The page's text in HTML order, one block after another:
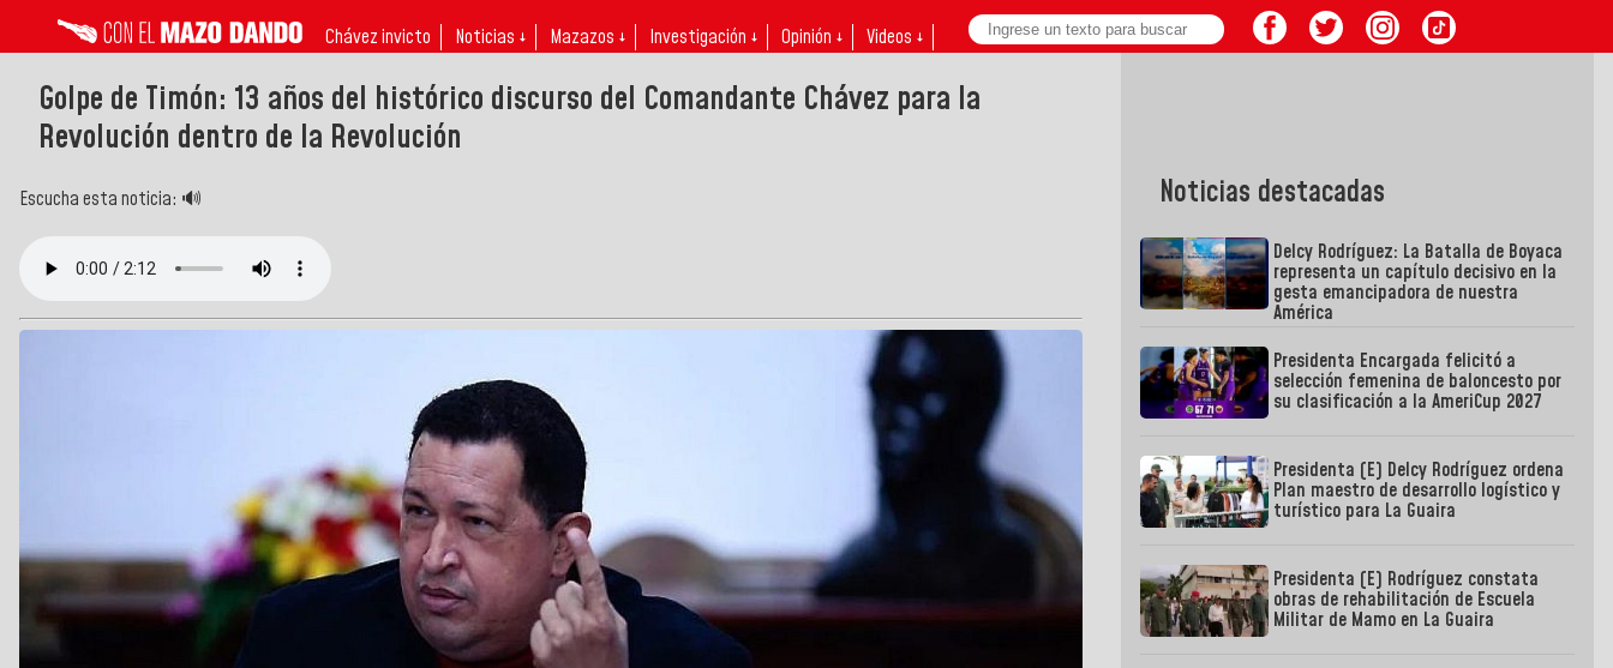
Chávez invicto Noticias ↓ Mazazos ↓ Investigación ↓ Opinión ↓ Videos ↓
Golpe de Timón: 13 años del histórico discurso del Comandante Chávez para la
Revolución dentro de la Revolución
Escucha esta noticia: 🔊 Noticias destacadas
Delcy Rodríguez: La Batalla de Boyaca
representa un capítulo decisivo en la
gesta emancipadora de nuestra
América
Presidenta Encargada felicitó a
selección femenina de baloncesto por
su clasificación a la AmeriCup 2027
Presidenta (E) Delcy Rodríguez ordena
Plan maestro de desarrollo logístico y
turístico para La Guaira
Presidenta (E) Rodríguez constata
obras de rehabilitación de Escuela
Militar de Mamo en La Guaira